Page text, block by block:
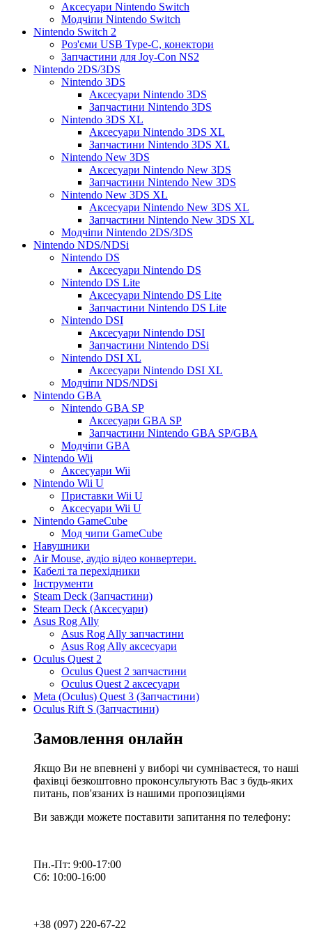
Аксесуари Nintendo Switch
Модчіпи Nintendo Switch
Nintendo Switch 2
Роз'єми USB Type-C, конектори
Запчастини для Joy-Con NS2
Nintendo 2DS/3DS
Nintendo 3DS
Аксесуари Nintendo 3DS
Запчастини Nintendo 3DS
Nintendo 3DS XL
Аксесуари Nintendo 3DS XL
Запчастини Nintendo 3DS XL
Nintendo New 3DS
Аксесуари Nintendo New 3DS
Запчастини Nintendo New 3DS
Nintendo New 3DS XL
Аксесуари Nintendo New 3DS XL
Запчастини Nintendo New 3DS XL
Модчіпи Nintendo 2DS/3DS
Nintendo NDS/NDSi
Nintendo DS
Аксесуари Nintendo DS
Nintendo DS Lite
Аксесуари Nintendo DS Lite
Запчастини Nintendo DS Lite
Nintendo DSI
Аксесуари Nintendo DSI
Запчастини Nintendo DSi
Nintendo DSI XL
Аксесуари Nintendo DSI XL
Модчіпи NDS/NDSi
Nintendo GBA
Nintendo GBA SP
Аксесуари GBA SP
Запчастини Nintendo GBA SP/GBA
Модчіпи GBA
Nintendo Wii
Аксесуари Wii
Nintendo Wii U
Приставки Wii U
Аксесуари Wii U
Nintendo GameCube
Мод чипи GameCube
Навушники
Air Mouse, аудіо відео конвертери.
Кабелі та перехідники
Інструменти
Steam Deck (Запчастини)
Steam Deck (Аксесуари)
Asus Rog Ally
Asus Rog Ally запчастини
Asus Rog Ally аксесуари
Oculus Quest 2
Oculus Quest 2 запчастини
Oculus Quest 2 аксесуари
Meta (Oculus) Quest 3 (Запчастини)
Oculus Rift S (Запчастини)
Замовлення онлайн
Якщо Ви не впевнені у виборі чи сумніваєтеся, то наші
фахівці безкоштовно проконсультують Вас з будь-яких
питань, пов'язаних із нашими пропозиціями
Ви завжди можете поставити запитання по телефону:
Пн.-Пт: 9:00-17:00
Сб: 10:00-16:00
+38 (097) 220-67-22